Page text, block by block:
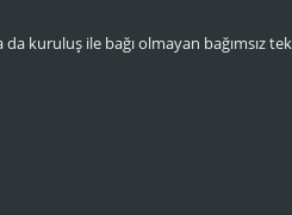
kuruluş ile bağı olmayan bağımsız